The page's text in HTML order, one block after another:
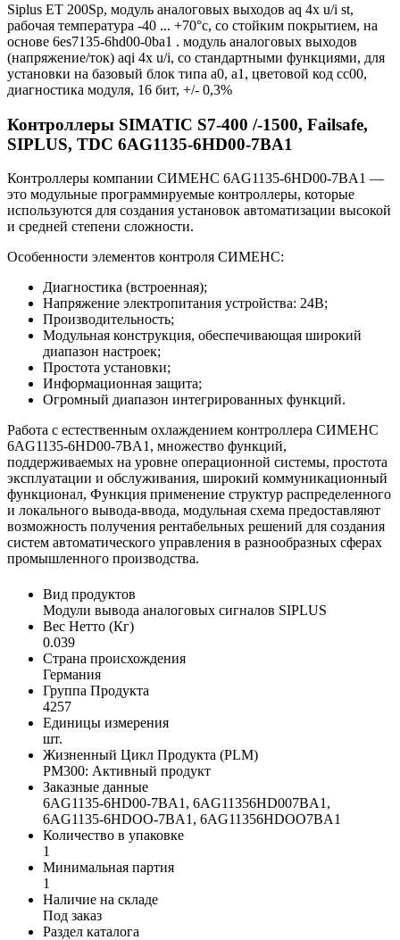
Siplus ET 200Sp, модуль аналоговых выходов aq 4x u/i st,
рабочая температура -40 ... +70°c, со стойким покрытием, на
основе 6es7135-6hd00-0ba1 . модуль аналоговых выходов
(напряжение/ток) aqi 4x u/i, со стандартными функциями, для
установки на базовый блок типа a0, a1, цветовой код cc00,
диагностика модуля, 16 бит, +/- 0,3%
Контроллеры SIMATIC S7-400 /-1500, Failsafe,
SIPLUS, TDC 6AG1135-6HD00-7BA1
Контроллеры компании СИМЕНС 6AG1135-6HD00-7BA1 —
это модульные программируемые контроллеры, которые
используются для создания установок автоматизации высокой
и средней степени сложности.
Особенности элементов контроля СИМЕНС:
Диагностика (встроенная);
Напряжение электропитания устройства: 24В;
Производительность;
Модульная конструкция, обеспечивающая широкий
диапазон настроек;
Простота установки;
Информационная защита;
Огромный диапазон интегрированных функций.
Работа с естественным охлаждением контроллера СИМЕНС
6AG1135-6HD00-7BA1, множество функций,
поддерживаемых на уровне операционной системы, простота
эксплуатации и обслуживания, широкий коммуникационный
функционал, Функция применение структур распределенного
и локального вывода-ввода, модульная схема предоставляют
возможность получения рентабельных решений для создания
систем автоматического управления в разнообразных сферах
промышленного производства.
Вид продуктов
Модули вывода аналоговых сигналов SIPLUS
Вес Нетто (Кг)
0.039
Страна происхождения
Германия
Группа Продукта
4257
Единицы измерения
шт.
Жизненный Цикл Продукта (PLM)
PM300: Активный продукт
Заказные данные
6AG1135-6HD00-7BA1, 6AG11356HD007BA1,
6AG1135-6HDOO-7BA1, 6AG11356HDOO7BA1
Количество в упаковке
1
Минимальная партия
1
Наличие на складе
Под заказ
Раздел каталога